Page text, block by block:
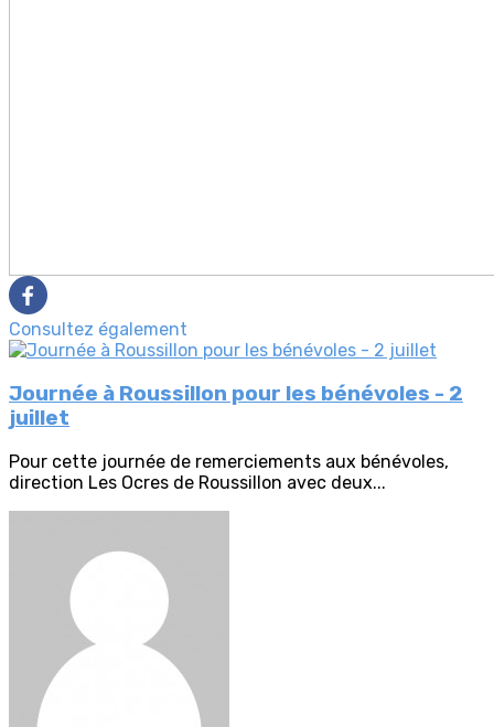
Consultez également
Journée à Roussillon pour les bénévoles - 2
juillet
Pour cette journée de remerciements aux bénévoles,
direction Les Ocres de Roussillon avec deux...